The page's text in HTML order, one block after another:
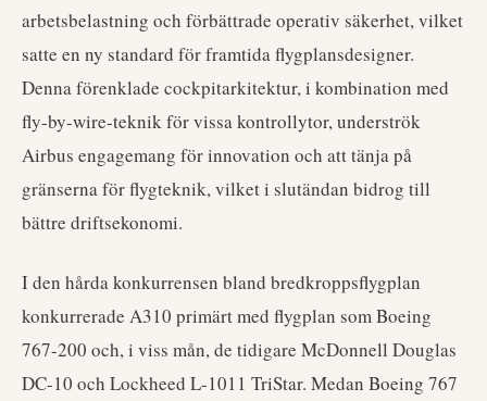
arbetsbelastning och förbättrade operativ säkerhet, vilket
satte en ny standard för framtida flygplansdesigner.
Denna förenklade cockpitarkitektur, i kombination med
fly-by-wire-teknik för vissa kontrollytor, underströk
Airbus engagemang för innovation och att tänja på
gränserna för flygteknik, vilket i slutändan bidrog till
bättre driftsekonomi.
I den hårda konkurrensen bland bredkroppsflygplan
konkurrerade A310 primärt med flygplan som Boeing
767-200 och, i viss mån, de tidigare McDonnell Douglas
DC-10 och Lockheed L-1011 TriStar. Medan Boeing 767